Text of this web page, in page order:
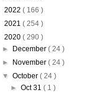
2022 ( 166 )
2021 ( 254 )
2020 ( 290 )
►
December ( 24 )
►
November ( 24 )
▼ October ( 24 )
►Oct 31( 1 )